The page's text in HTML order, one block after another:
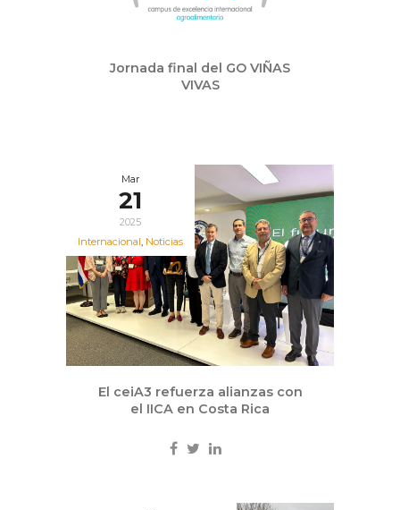
Jornada final del GO VIÑAS
VIVAS
Mar
21
2025
Internacional, Noticias
El ceiA3 refuerza alianzas con
el IICA en Costa Rica